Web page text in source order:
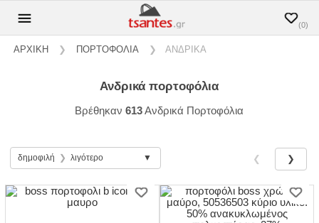
(0)
ΑΡΧΙΚΗ ❯ ΠΟΡΤΟΦΟΛΙΑ ❯ ΑΝΔΡΙΚΑ
ανδρικά πορτοφόλια
Βρέθηκαν613Ανδρικά Πορτοφόλια
δημοφιλή ❯ λιγότερο ❮ ❯